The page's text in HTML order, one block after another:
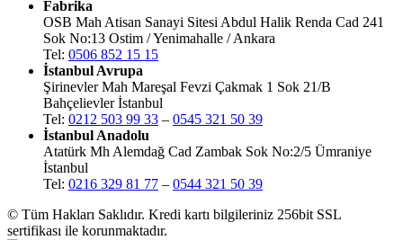
Fabrika
OSB Mah Atisan Sanayi Sitesi Abdul Halik Renda Cad 241
Sok No:13 Ostim / Yenimahalle / Ankara
Tel: 0506 852 15 15
İstanbul Avrupa
Şirinevler Mah Mareşal Fevzi Çakmak 1 Sok 21/B
Bahçelievler İstanbul
Tel: 0212 503 99 33 – 0545 321 50 39
İstanbul Anadolu
Atatürk Mh Alemdağ Cad Zambak Sok No:2/5 Ümraniye
İstanbul
Tel: 0216 329 81 77 – 0544 321 50 39
© Tüm Hakları Saklıdır. Kredi kartı bilgileriniz 256bit SSL
sertifikası ile korunmaktadır.